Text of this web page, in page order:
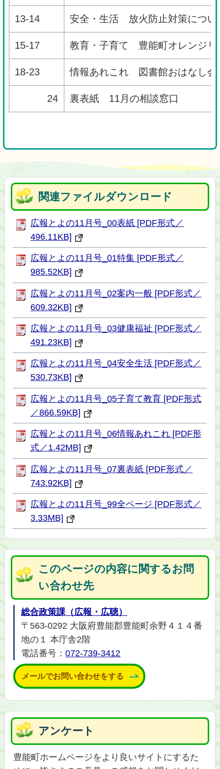
13-14 安全・生活 放火防止対策につ
15-17 教育・子育て 豊能町オレンジ
18-23 情報あれこれ 図書館おはなし
24 裏表紙 11月の相談窓口
関連ファイルダウンロード
広報とよの11月号_00表紙 [PDF形式／
496.11KB]
広報とよの11月号_01特集 [PDF形式／
985.52KB]
広報とよの11月号_02案内一般 [PDF形式／
609.32KB]
広報とよの11月号_03健康福祉 [PDF形式／
491.23KB]
広報とよの11月号_04安全生活 [PDF形式／
530.73KB]
広報とよの11月号_05子育て教育 [PDF形式
／866.59KB]
広報とよの11月号_06情報あれこれ [PDF形
式／1.42MB]
広報とよの11月号_07裏表紙 [PDF形式／
743.92KB]
広報とよの11月号_99全ページ [PDF形式／
3.33MB]
このページの内容に関するお問
い合わせ先
総合政策課（広報・広聴）
〒563-0292 大阪府豊能郡豊能町余野４１４番
地の１ 本庁舎2階
電話番号：072-739-3412
メールでお問い合わせをする
アンケート
豊能町ホームページをより良いサイトにするた